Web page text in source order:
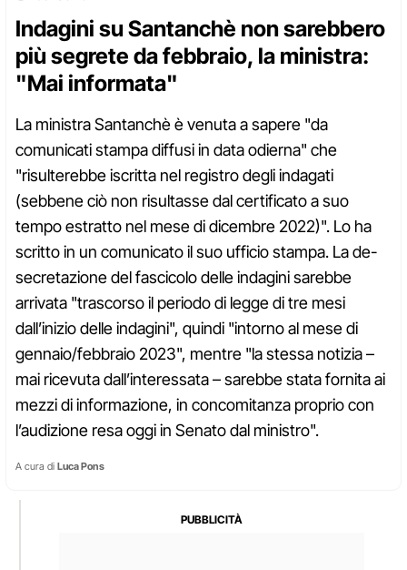
Indagini su Santanchè non sarebbero
più segrete da febbraio, la ministra:
"Mai informata"
La ministra Santanchè è venuta a sapere "da
comunicati stampa diffusi in data odierna" che
"risulterebbe iscritta nel registro degli indagati
(sebbene ciò non risultasse dal certificato a suo
tempo estratto nel mese di dicembre 2022)". Lo ha
scritto in un comunicato il suo ufficio stampa. La de-
secretazione del fascicolo delle indagini sarebbe
arrivata "trascorso il periodo di legge di tre mesi
dall’inizio delle indagini", quindi "intorno al mese di
gennaio/febbraio 2023", mentre "la stessa notizia –
mai ricevuta dall’interessata – sarebbe stata fornita ai
mezzi di informazione, in concomitanza proprio con
l’audizione resa oggi in Senato dal ministro".
A cura di Luca Pons